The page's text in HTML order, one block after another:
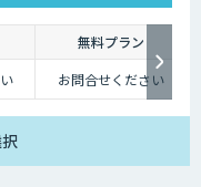
無料プラン
お問合せください